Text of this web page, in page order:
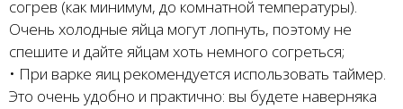
согрев (как минимум, до комнатной температуры).
Очень холодные яйца могут лопнуть, поэтому не
спешите и дайте яйцам хоть немного согреться;
• При варке яиц рекомендуется использовать таймер.
Это очень удобно и практично: вы будете наверняка